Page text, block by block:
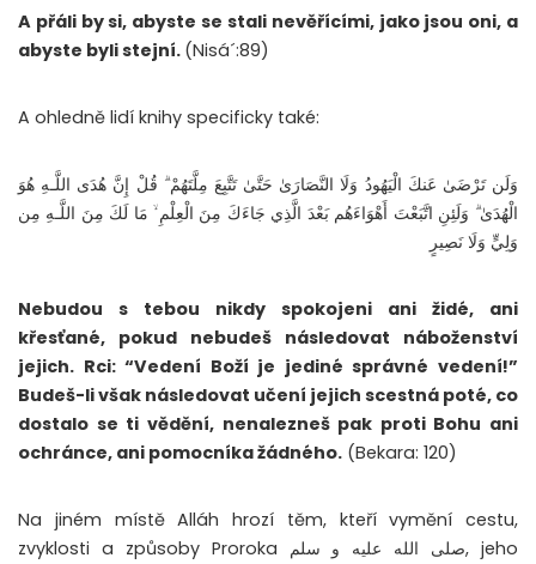
A přáli by si, abyste se stali nevěřícími, jako jsou oni, a
abyste byli stejní. (Nisá´:89)
A ohledně lidí knihy specificky také:
وَلَن تَرْضَىٰ عَنكَ الْيَهُودُ وَلَا النَّصَارَىٰ حَتَّىٰ تَتَّبِعَ مِلَّتَهُمْ ۗ قُلْ إِنَّ هُدَى اللَّـهِ هُوَ
الْهُدَىٰ ۗ وَلَئِنِ اتَّبَعْتَ أَهْوَاءَهُم بَعْدَ الَّذِي جَاءَكَ مِنَ الْعِلْمِ ۙ مَا لَكَ مِنَ اللَّـهِ مِن
وَلِيٍّ وَلَا نَصِيرٍ
Nebudou s tebou nikdy spokojeni ani židé, ani
křesťané, pokud nebudeš následovat náboženství
jejich. Rci: “Vedení Boží je jediné správné vedení!”
Budeš-li však následovat učení jejich scestná poté, co
dostalo se ti vědění, nenalezneš pak proti Bohu ani
ochránce, ani pomocníka žádného. (Bekara: 120)
Na jiném místě Alláh hrozí těm, kteří vymění cestu,
zvyklosti a způsoby Proroka صلى الله عليه و سلم, jeho